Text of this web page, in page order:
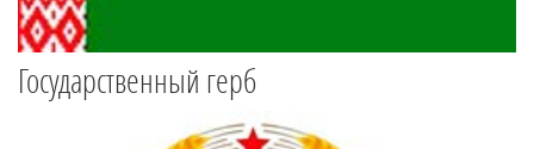
Государственный герб